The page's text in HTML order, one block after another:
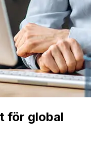
för global